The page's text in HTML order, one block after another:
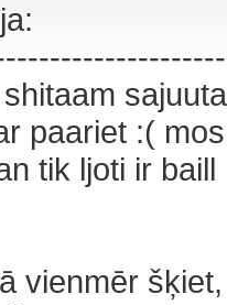
paariet :(
tik ljoti ir baill
vienmēr